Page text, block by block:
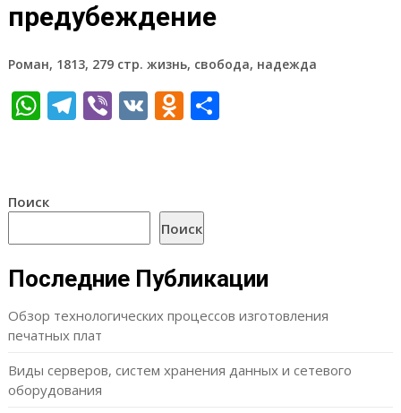
предубеждение
Роман, 1813, 279 стр. жизнь, свобода, надежда
WhatsApp
Telegram
Viber
VKOdnoklassniki
Отправить
Поиск
Поиск
Последние Публикации
Обзор технологических процессов изготовления
печатных плат
Виды серверов, систем хранения данных и сетевого
оборудования